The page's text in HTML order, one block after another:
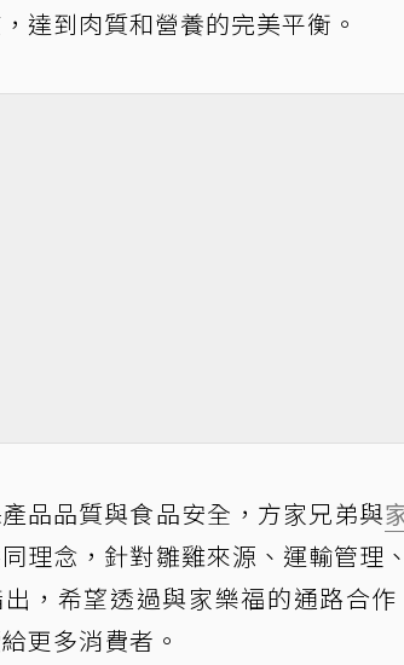
達到肉質和營養的完美平衡。
品品質與食品安全，方家兄弟與
理念，針對雛雞來源、運輸管理
，希望透過與家樂福的通路合
更多消費者。